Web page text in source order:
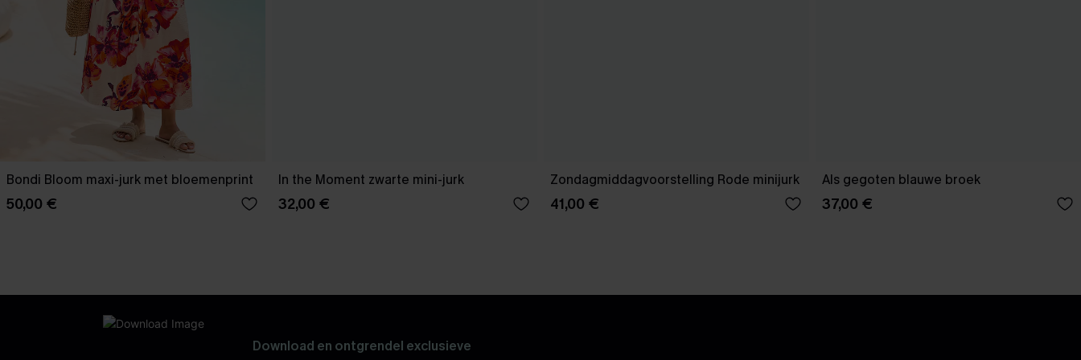
Bondi Bloom maxi-jurk met bloemenprint
50,00 €
In the Moment zwarte mini-jurk
32,00 €
Zondagmiddagvoorstelling Rode minijurk
41,00 €
Als gegoten blauwe broek
37,00 €
Download en ontgrendel exclusieve